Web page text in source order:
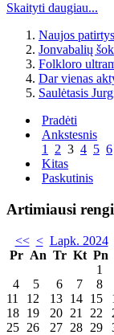
Skaityti daugiau...
Naujos
Jonvabalių
Folkloro
Dar vienas
Saulėtasis
Pradėti
Ankstesnis
1 2 3 4 5 6
Kitas
Paskutinis
Artimiausi
<< < Lapk. 2024
Pr An Tr Kt Pn
1
4
5 6 7 8
11
12 13 14 15
18 19 20 21 22
25 26 27 28 29